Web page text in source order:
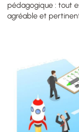
pédagogique : tout
agréable et